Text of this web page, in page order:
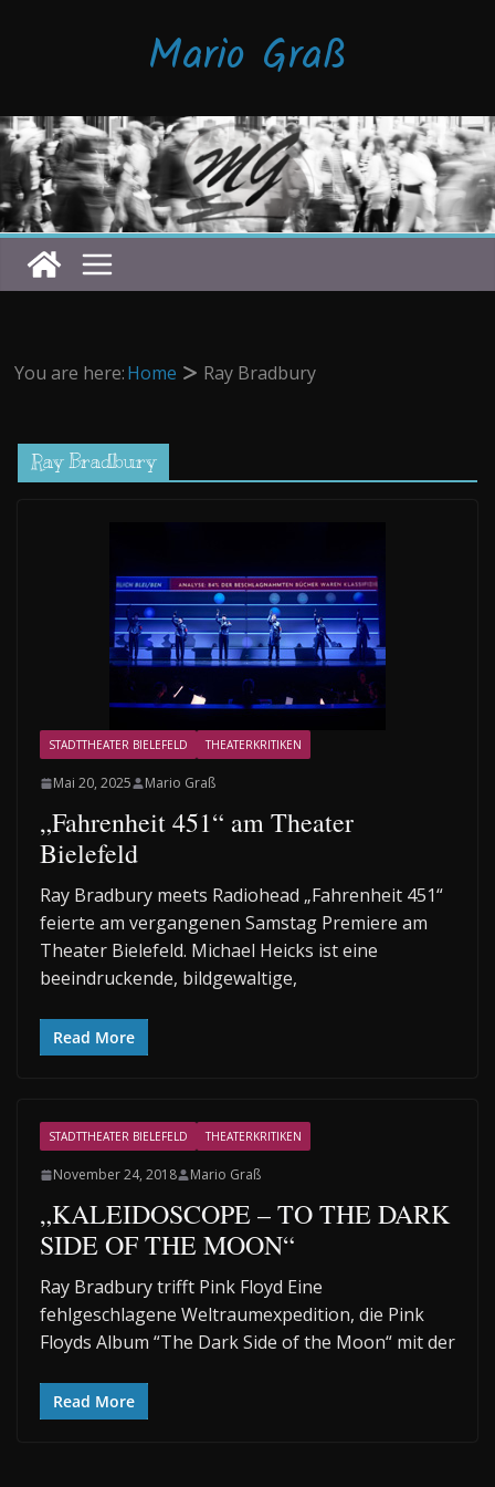
Mario Graß
You are here:Home Ray Bradbury
Ray Bradbury
STADTTHEATER BIELEFELD THEATERKRITIKEN
Mai 20, 2025 Mario Graß
„Fahrenheit 451“ am Theater
Bielefeld
Ray Bradbury meets Radiohead „Fahrenheit 451“
feierte am vergangenen Samstag Premiere am
Theater Bielefeld. Michael Heicks ist eine
beeindruckende, bildgewaltige,
Read More
STADTTHEATER BIELEFELD THEATERKRITIKEN
November 24, 2018 Mario Graß
„KALEIDOSCOPE – TO THE DARK
SIDE OF THE MOON“
Ray Bradbury trifft Pink Floyd Eine
fehlgeschlagene Weltraumexpedition, die Pink
Floyds Album “The Dark Side of the Moon“ mit der
Read More